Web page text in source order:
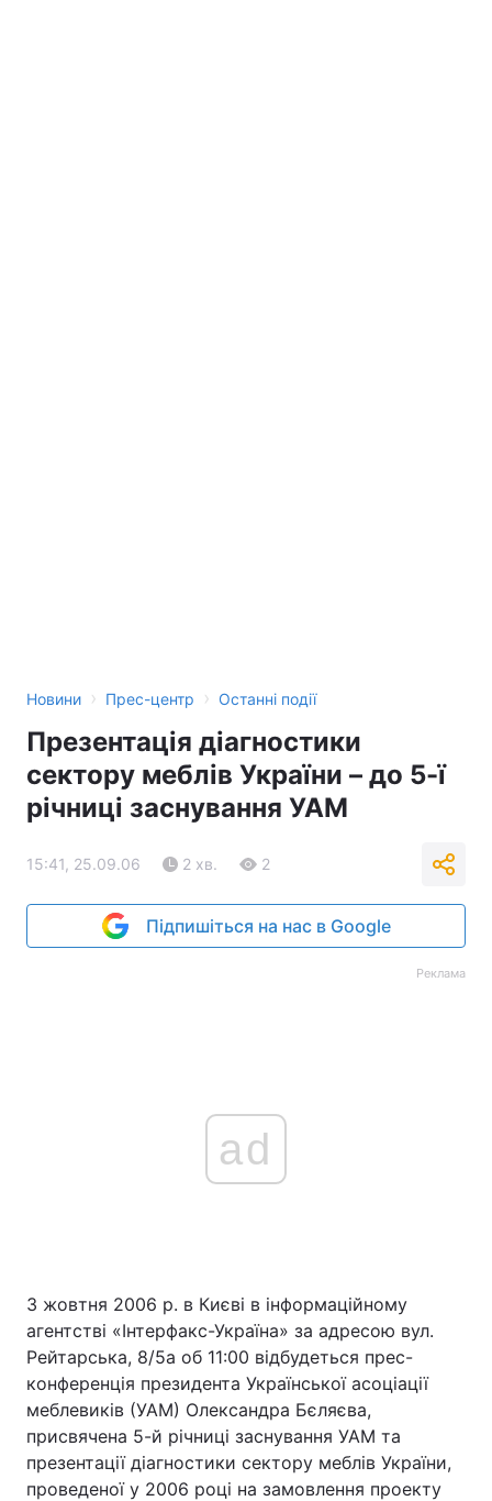
Новини › Прес-центр › Останні події
Презентація діагностики
сектору меблів України – до 5-ї
річниці заснування УАМ
15:41, 25.09.06 2 хв. 2
Підпишіться на нас в Google
Реклама
ad
3 жовтня 2006 р. в Києві в інформаційному
агентстві «Інтерфакс-Україна» за адресою вул.
Рейтарська, 8/5а об 11:00 відбудеться прес-
конференція президента Української асоціації
меблевиків (УАМ) Олександра Бєляєва,
присвячена 5-й річниці заснування УАМ та
презентації діагностики сектору меблів України,
проведеної у 2006 році на замовлення проекту